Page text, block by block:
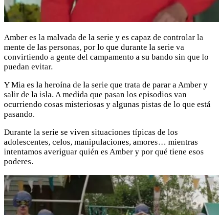
Amber es la malvada de la serie y es capaz de controlar la
mente de las personas, por lo que durante la serie va
convirtiendo a gente del campamento a su bando sin que lo
puedan evitar.
Y Mia es la heroína de la serie que trata de parar a Amber y
salir de la isla. A medida que pasan los episodios van
ocurriendo cosas misteriosas y algunas pistas de lo que está
pasando.
Durante la serie se viven situaciones típicas de los
adolescentes, celos, manipulaciones, amores… mientras
intentamos averiguar quién es Amber y por qué tiene esos
poderes.